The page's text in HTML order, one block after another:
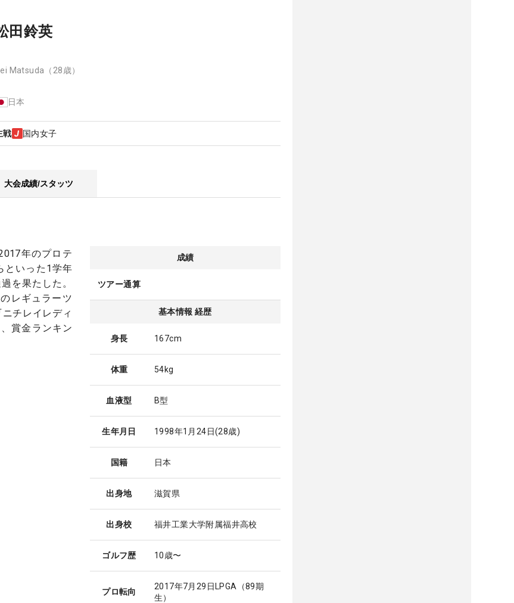
田鈴英
Matsuda （28歳）
日本
戦 国内女子
大会成績/スタッツ
成績
ツアー通算
基本情報 経歴
身長 167cm
体重 54kg
血液型 B型
生年月日 1998年1月24日(28歳)
国籍 日本
出身地 滋賀県
出身校 福井工業大学附属福井高校
ゴルフ歴 10歳〜
プロ転向
2017年7月29日LPGA（89期
生）
年のプロテ
といった1学年
を果たした。
レギュラーツ
チレイレディ
賞金ランキン